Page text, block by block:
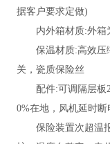
据客户要求定做)
内外箱材质:外箱
保温材质:高效压
关，瓷质保险丝
配件:可调隔层板
0%在地，风机延时
保险装置次超温